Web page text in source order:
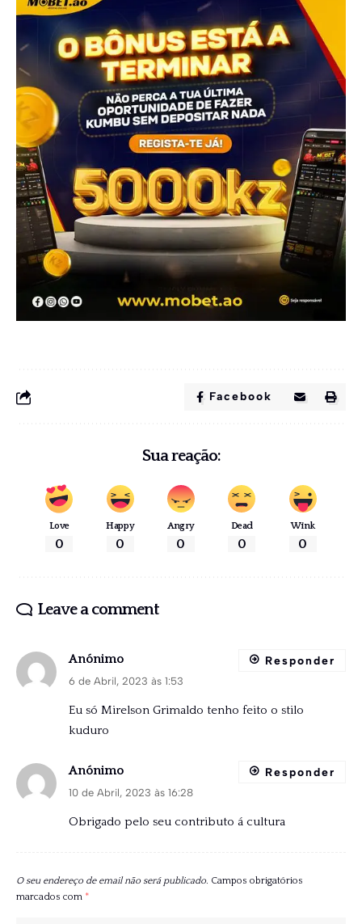
Facebook
Sua reação:
Love
0
Happy
0
Angry
0
Dead
0
Wink
0
Leave a comment
Anónimo
6 de Abril, 2023 às 1:53
Eu só Mirelson Grimaldo tenho feito o stilo
kuduro
Responder
Anónimo
10 de Abril, 2023 às 16:28
Obrigado pelo seu contributo á cultura
Responder
O seu endereço de email não será publicado. Campos obrigatórios
marcados com *